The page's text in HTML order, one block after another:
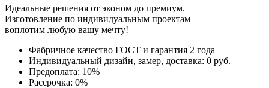
Идеальные решения от эконом до премиум.
Изготовление по индивидуальным проектам —
воплотим любую вашу мечту!
Фабричное качество ГОСТ и гарантия 2 года
Индивидуальный дизайн, замер, доставка: 0 руб.
Предоплата: 10%
Рассрочка: 0%